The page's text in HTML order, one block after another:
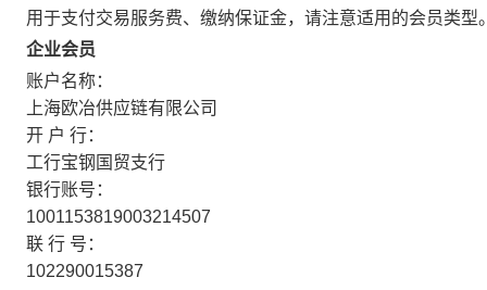
用于支付交易服务费、缴纳保证金，请注意适用的会员类型
企业会员
账户名称：
上海欧冶供应链有限公司
开 户 行：
工行宝钢国贸支行
银行账号：
1001153819003214507
联 行 号：
102290015387